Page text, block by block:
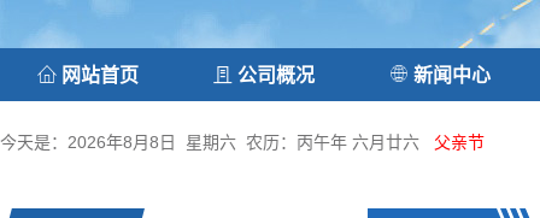
网站首页 公司概况 新闻中心
今天是：2026年8月8日 星期六 农历：丙午年 六月廿六 父亲节